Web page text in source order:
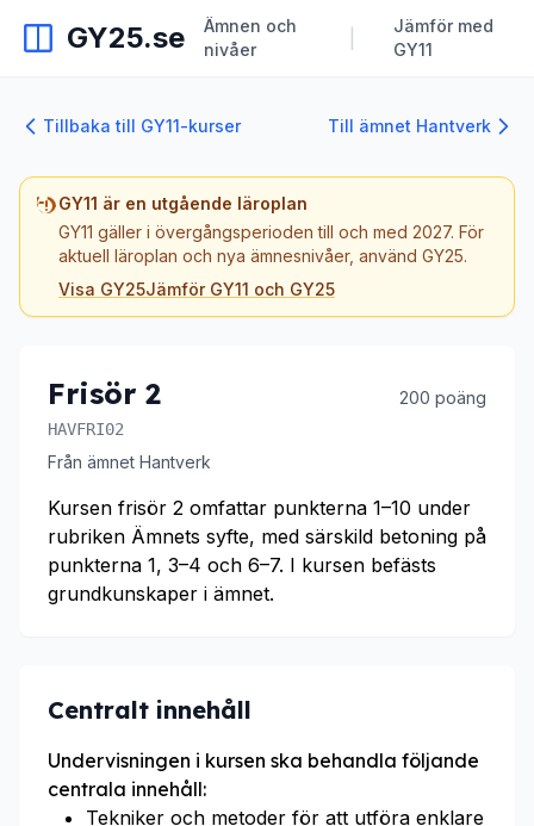
GY25.se
Ämnen och
nivåer
Jämför med
GY11
Tillbaka till GY11-kurser Till ämnet Hantverk
GY11 är en utgående läroplan
GY11 gäller i övergångsperioden till och med 2027. För
aktuell läroplan och nya ämnesnivåer, använd GY25.
Visa GY25Jämför GY11 och GY25
Frisör 2 200 poäng
HAVFRI02
Från ämnet Hantverk
Kursen frisör 2 omfattar punkterna 1–10 under
rubriken Ämnets syfte, med särskild betoning på
punkterna 1, 3–4 och 6–7. I kursen befästs
grundkunskaper i ämnet.
Centralt innehåll
Undervisningen i kursen ska behandla följande
centrala innehåll:
Tekniker och metoder för att utföra enklare